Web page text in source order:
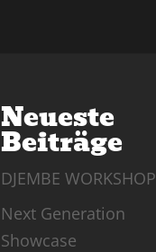
Neueste
Beiträge
DJEMBE WORKSHOP
Next Generation
Showcase